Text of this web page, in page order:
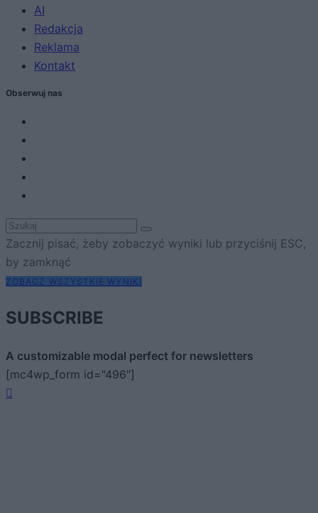
AI
Redakcja
Reklama
Kontakt
Obserwuj nas
Zacznij pisać, żeby zobaczyć wyniki lub przyciśnij ESC,
by zamknąć
ZOBACZ WSZYSTKIE WYNIKI
SUBSCRIBE
A customizable modal perfect for newsletters
[mc4wp_form id="496"]